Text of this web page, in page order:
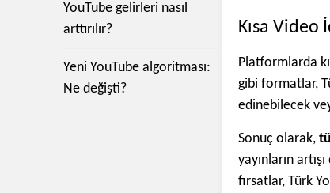
YouTube gelirleri nasıl
arttırılır?
Yeni YouTube algoritması:
Ne değişti?
Kısa Video
Platformlarda
gibi formatlar,
edinebilecek
Sonuç olarak,
yayınların
fırsatlar, Türk